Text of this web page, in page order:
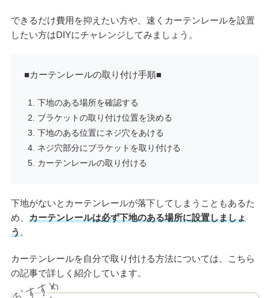
できるだけ費用を抑えたい方や、速くカーテンレールを設置
したい方はDIYにチャレンジしてみましょう。
■カーテンレールの取り付け手順■
下地のある場所を確認する
ブラケットの取り付け位置を決める
下地のある位置にネジ穴をあける
ネジ穴部分にブラケットを取り付ける
カーテンレールの取り付ける
下地がないとカーテンレールが落下してしまうこともあるた
め、 カーテンレールは必ず下地のある場所に設置しましょ
う。
カーテンレールを自分で取り付ける方法については、こちら
の記事で詳しく紹介しています。